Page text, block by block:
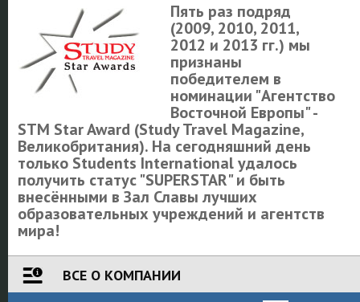
Пять раз подряд
(2009, 2010, 2011,
2012 и 2013 гг.) мы
признаны
победителем в
номинации "Агентство
Восточной Европы" -
STM Star Award (Study Travel Magazine,
Великобритания). На сегодняшний день
только Students International удалось
получить статус "SUPERSTAR" и быть
внесёнными в Зал Славы лучших
образовательных учреждений и агентств
мира!
ВСЕ О КОМПАНИИ